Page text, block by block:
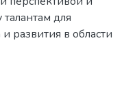
для
развития в области